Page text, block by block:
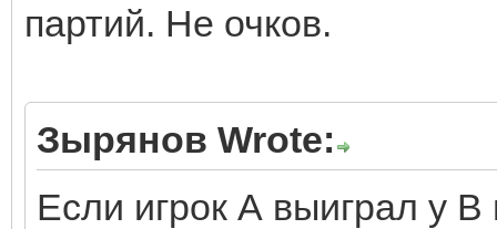
партий. Не очков.
Зырянов Wrote:
Если игрок А выиграл у